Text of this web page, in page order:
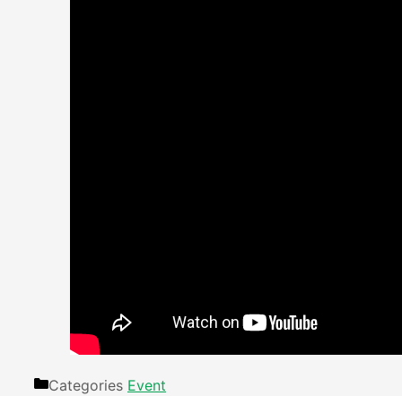
Categories Event